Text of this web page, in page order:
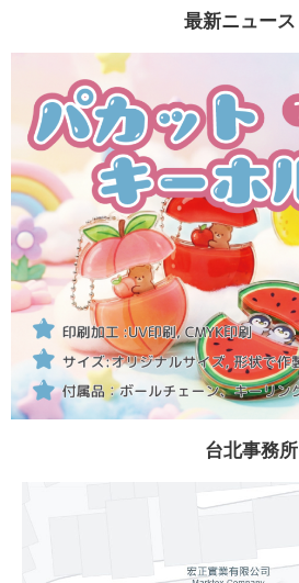
最新ニュース
台北事務所